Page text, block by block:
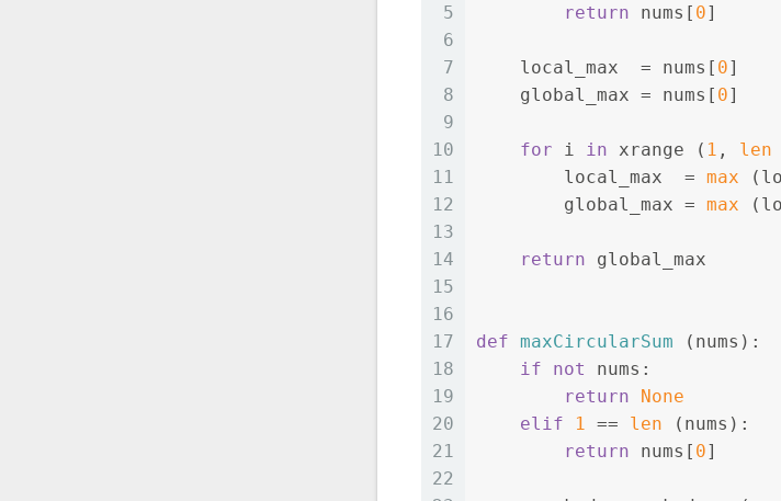
5
6
7
8
9
10
11
12
13
14
15
16
17
18
19
20
21
22
return nums[ 0]
    local_max  = nums[
0]
    global_max = nums[
0]
for i in xrange ( 1 , len
        local_max  =
max
        global_max =
max
return global_max
def maxCircularSum (nums):
if
not
nums:
return
None
elif
1 == len (nums):
return nums[ 0]